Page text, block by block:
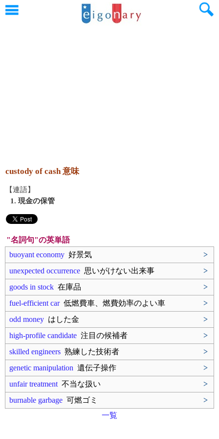
custody of cash 意味
【連語】
1. 現金の保管
"名詞句"の英単語
buoyant economy 好景気
>
unexpected occurrence 思いがけない出来事
>
goods in stock 在庫品
>
fuel-efficient car低燃費車、燃費効率のよい車
>
odd money はした金
>
high-profile candidate 注目の候補者
>
skilled engineers 熟練した技術者
>
genetic manipulation 遺伝子操作
>
unfair treatment 不当な扱い
>
burnable garbage 可燃ゴミ
>
一覧